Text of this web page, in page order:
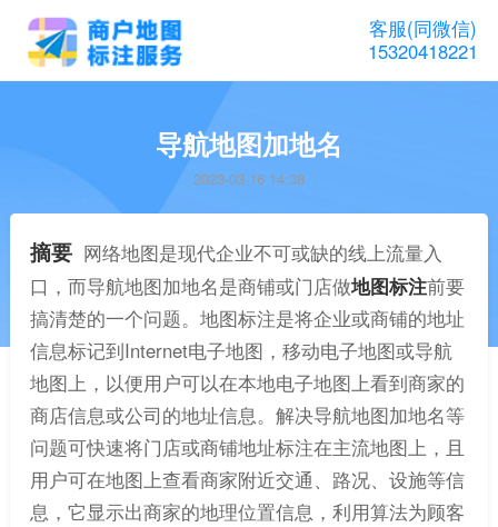
客服(同微信)
15320418221
导航地图加地名
2023-03-16 14:38
摘要 网络地图是现代企业不可或缺的线上流量入
口，而导航地图加地名是商铺或门店做地图标注前要
搞清楚的一个问题。地图标注是将企业或商铺的地址
信息标记到Internet电子地图，移动电子地图或导航
地图上，以便用户可以在本地电子地图上看到商家的
商店信息或公司的地址信息。解决导航地图加地名等
问题可快速将门店或商铺地址标注在主流地图上，且
用户可在地图上查看商家附近交通、路况、设施等信
息，它显示出商家的地理位置信息，利用算法为顾客